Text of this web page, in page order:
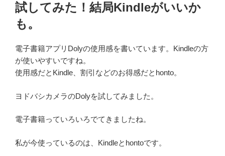
試してみた！結局Kindleがいいか
も。
電子書籍アプリDolyの使用感を書いています。Kindleの方
が使いやすいですね。
使用感だとKindle、割引などのお得感だとhonto。
ヨドバシカメラのDolyを試してみました。
電子書籍っていろいろでてきましたね。
私が今使っているのは、Kindleとhontoです。